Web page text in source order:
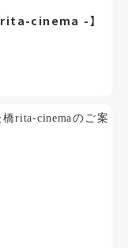
rita-cinema -】